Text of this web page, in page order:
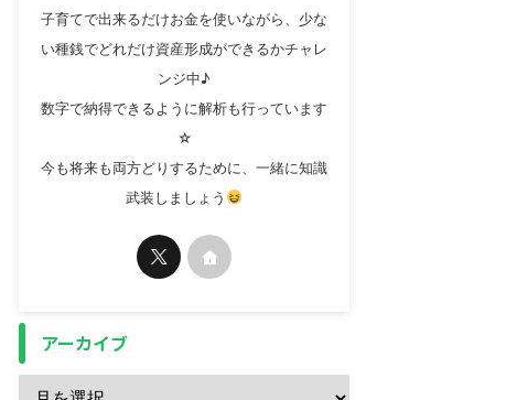
子育てで出来るだけお金を使いながら、少な
い種銭でどれだけ資産形成ができるかチャレ
ンジ中♪
数字で納得できるように解析も行っています
☆
今も将来も両方どりするために、一緒に知識
武装しましょう
アーカイブ